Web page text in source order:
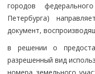
городов
Петербурга)
документ,
в решении о
разрешенный вид